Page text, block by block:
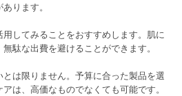
ります。
してみることをおすすめします。肌に
駄な出費を避けることができます。
は限りません。予算に合った製品を選
は、高価なものでなくても可能です。